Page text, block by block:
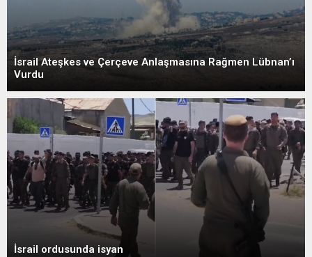
İsrail Ateşkes ve Çerçeve Anlaşmasına Rağmen Lübnan’ı
Vurdu
İsrail ordusunda isyan